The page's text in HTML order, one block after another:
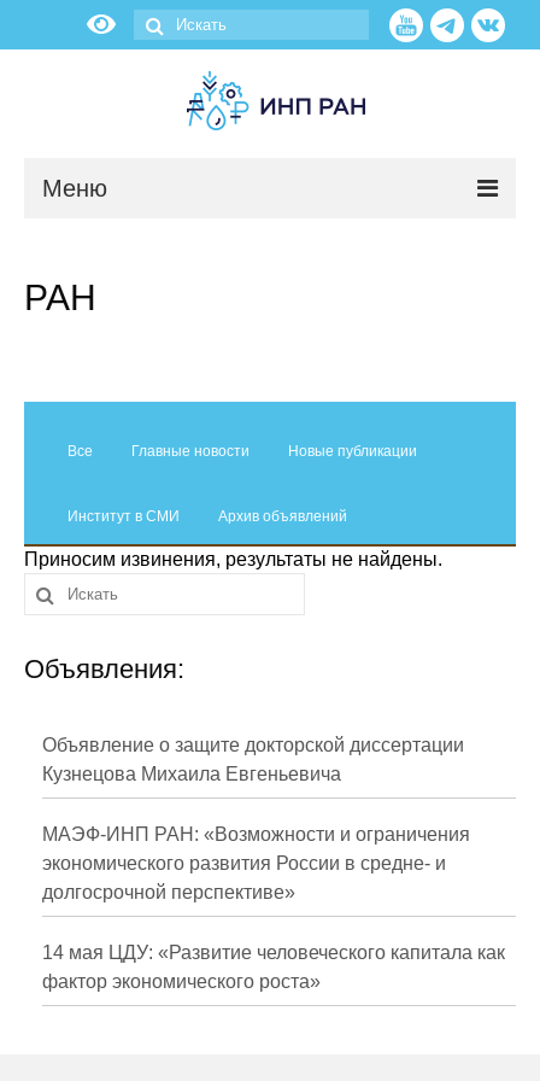
Меню
О нас
Сотрудники
Отчетность
Противодействие коррупции
Публикации
Научная жизнь
Издания
Проблемы прогнозирования
О журнале
РАН
Все Главные новости Новые публикации
Институт в СМИ Архив объявлений
Приносим извинения, результаты не найдены.
Объявления:
Объявление о защите докторской диссертации
Кузнецова Михаила Евгеньевича
МАЭФ-ИНП РАН: «Возможности и ограничения
экономического развития России в средне- и
долгосрочной перспективе»
14 мая ЦДУ: «Развитие человеческого капитала как
фактор экономического роста»